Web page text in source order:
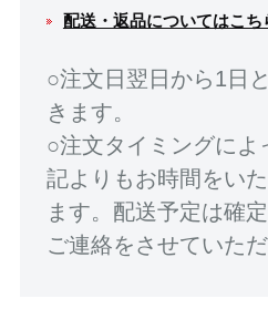
配送・返品についてはこち
○注文日翌日から1日
きます。
○注文タイミングによ
記よりもお時間をい
ます。配送予定は確
ご連絡をさせていただ